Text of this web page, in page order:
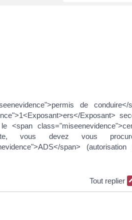
de conduire</
Exposant>
<span
vous devez vous
span>
Tout replier